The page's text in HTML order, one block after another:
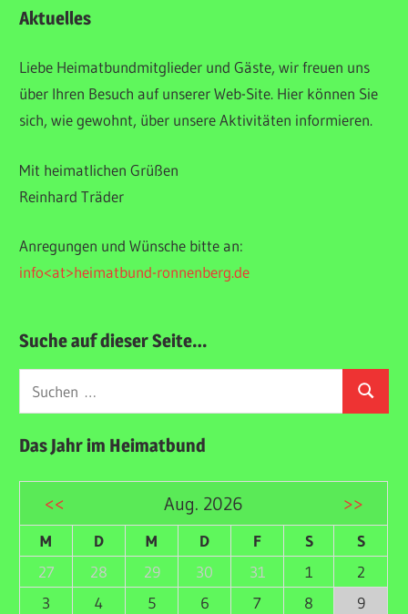
Aktuelles
Liebe Heimatbundmitglieder und Gäste, wir freuen uns
über Ihren Besuch auf unserer Web-Site. Hier können Sie
sich, wie gewohnt, über unsere Aktivitäten informieren.
Mit heimatlichen Grüßen
Reinhard Träder
Anregungen und Wünsche bitte an:
info<at>heimatbund-ronnenberg.de
Suche auf dieser Seite…
Suchen
Das Jahr im Heimatbund
<< Aug. 2026 >>
M D M D F S
S
27
28 29 30 31 1
2
3
4 5 6 7 8
9